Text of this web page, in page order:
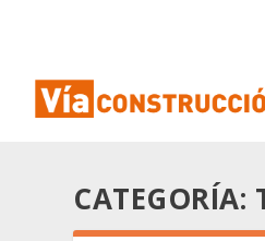
CATEGORÍA: